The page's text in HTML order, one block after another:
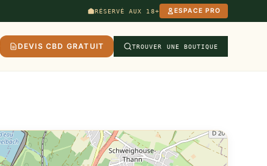
RÉSERVÉ AUX 18+ ESPACE PRO
DEVIS CBD GRATUIT TROUVER UNE BOUTIQUE